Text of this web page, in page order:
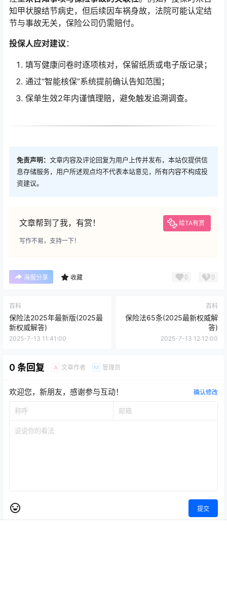
知甲状腺结节病史，但后续因车祸身故，法院可能认定结
节与事故无关，保险公司仍需赔付。
投保人应对建议 ：
填写健康问卷时逐项核对，保留纸质或电子版记录；
通过“智能核保”系统提前确认告知范围；
保单生效2年内谨慎理赔，避免触发追溯调查。
免责声明： 文章内容及评论回复为用户上传并发布，本站仅提供信
息存储服务，用户所述观点均不代表本站意见，所有内容不构成投
资建议。
文章帮到了我，有赏！ 给TA有赏
写作不易，支持一下！
海报分享 收藏 0 0
百科
保险法2025年最新版(2025最
新权威解答)
2025-7-13 11:41:00
百科
保险法65条(2025最新权威解
答)
2025-7-13 12:12:00
0 条回复 A 文章作者 M 管理员
欢迎您，新朋友，感谢参与互动！ 确认修改
提交